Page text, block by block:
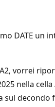
DATE un
vorrei
nella
sul